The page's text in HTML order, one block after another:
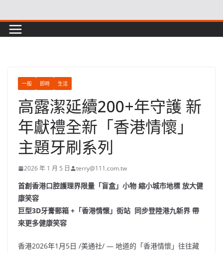
to
content
一般 即時 生活
高露潔延續200+年守護 新
年獻禮全新「香港情懷」
主題牙刷系列
2026 年 1 月 5 日 terry@111.com.tw
首創香港口腔護理界限量 「盲盒」 小物 縮小城市地標 放大健
康笑容
巨型3D牙膏郵箱 + 「香港情懷」街站 同步登陸港九新界 帶
來更多健康笑容
香港2026年1月5日 /美通社/ — 地道的「香港情懷」往往藏